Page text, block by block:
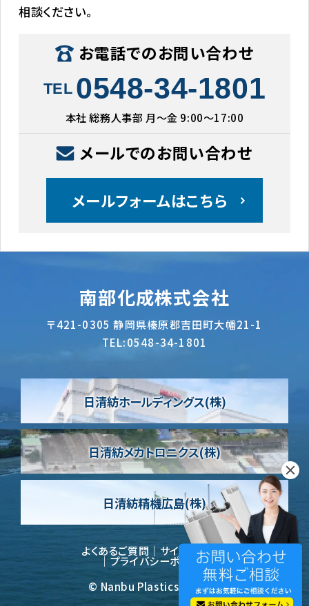
相談ください。
お電話でのお問い合わせ
TEL 0548-34-1801
本社 総務人事部 月〜金 9:00〜17:00
メールでのお問い合わせ
メールフォームはこちら
日清紡ホールディングス(株)
日清紡メカトロニクス(株)
日清紡精機広島(株)
南部化成株式会社
〒421-0305 静岡県榛原郡吉田町大幡21-1
TEL:0548-34-1801
よくあるご質問 サイトポリシー
プライバシーポリシー
© Nanbu Plastics co.,ltd.